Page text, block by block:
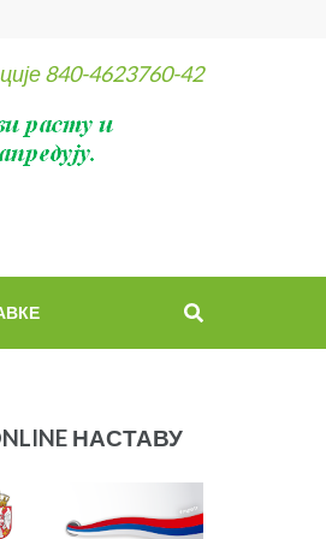
840-4623760-42
НАСТАВУ